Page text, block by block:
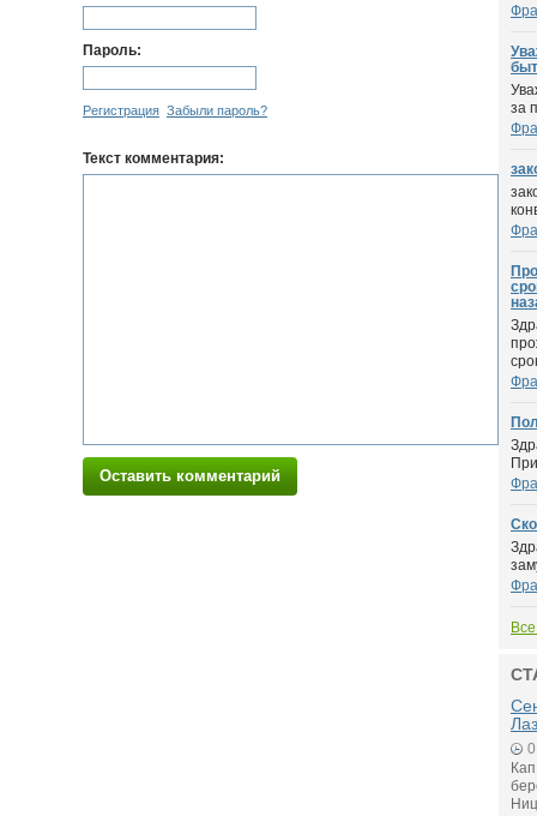
Пароль:
Регистрация Забыли пароль?
Текст комментария:
Оставить комментарий
за